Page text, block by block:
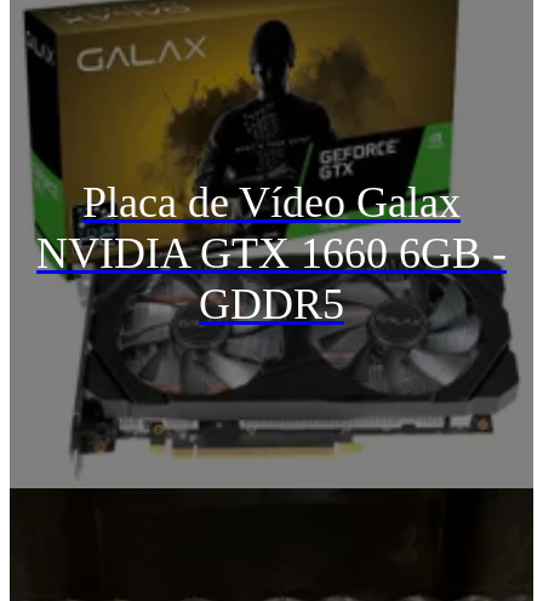
Placa de Vídeo Galax
NVIDIA GTX 1660 6GB -
GDDR5